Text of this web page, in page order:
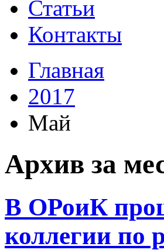
Статьи
Контакты
Главная
2017
Май
Архив за
В ОРоиК
коллегии по